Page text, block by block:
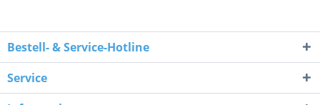
Bestell- & Service-Hotline
Service